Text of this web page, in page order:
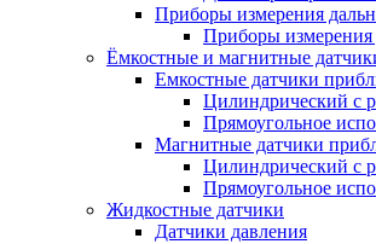
Приборы измерения
Приборы измерения
Ёмкостные и магнитные
Емкостные датчики
Цилиндрический с
Прямоугольное
Магнитные датчики
Цилиндрический с
Прямоугольное
Жидкостные датчики
Датчики давления